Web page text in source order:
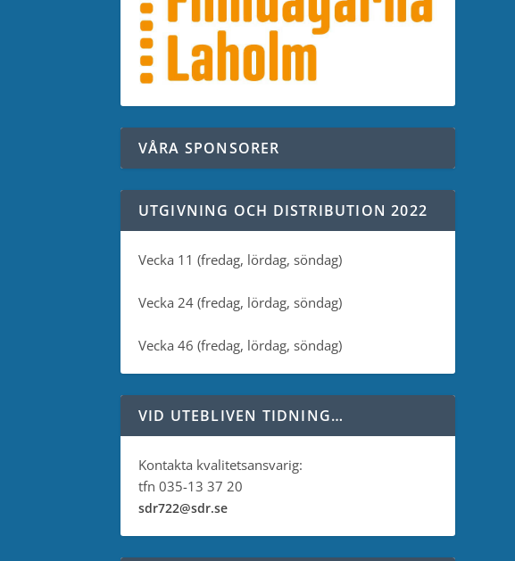
VÅRA SPONSORER
UTGIVNING OCH DISTRIBUTION 2022
Vecka 11 (fredag, lördag, söndag)
Vecka 24 (fredag, lördag, söndag)
Vecka 46 (fredag, lördag, söndag)
VID UTEBLIVEN TIDNING…
Kontakta kvalitetsansvarig:
tfn 035-13 37 20
sdr722@sdr.se